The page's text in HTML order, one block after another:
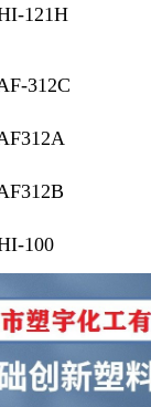
121H
312C
100